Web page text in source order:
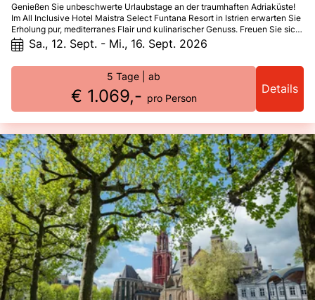
Genießen Sie unbeschwerte Urlaubstage an der traumhaften Adriaküste!
Im All Inclusive Hotel Maistra Select Funtana Resort in Istrien erwarten Sie
Erholung pur, mediterranes Flair und kulinarischer Genuss. Freuen Sie sich
auf spannende Stadtführungen in Poreč und Rovinj sowie viel Zeit zum
Entspannen am Pool oder am Meer. Ein perfektes Reiseschmankerl für alle,
Sa., 12. Sept. - Mi., 16. Sept. 2026
5 Tage | ab
€ 1.069,- pro Person
Details